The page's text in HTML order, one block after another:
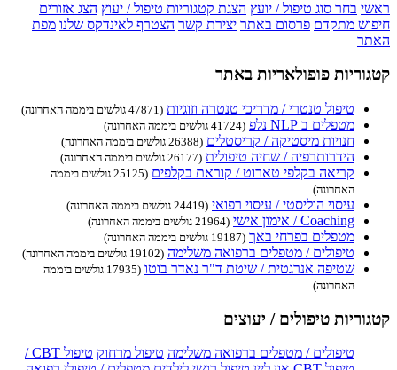
ראשי בחר סוג טיפול / יועץ הצגת קטגוריות טיפול / יעוץ הצג אזורים
חיפוש מתקדם פרסום באתר יצירת קשר הצטרף לאינדקס שלנו מפת
האתר
קטגוריות פופולאריות באתר
טיפול טנטרי / מדריכי טנטרה וזוגיות (47871 גולשים ביממה האחרונה)
מטפלים ב NLP נלפ (41724 גולשים ביממה האחרונה)
חנויות מיסטיקה / קריסטלים (26388 גולשים ביממה האחרונה)
הידרותרפיה / שחיה טיפולית (26177 גולשים ביממה האחרונה)
קריאה בקלפי טארוט / קוראת בקלפים
(25125 גולשים ביממה
האחרונה)
עיסוי הוליסטי / עיסוי רפואי (24419 גולשים ביממה האחרונה)
Coaching / אימון אישי (21964 גולשים ביממה האחרונה)
מטפלים בפרחי באך (19187 גולשים ביממה האחרונה)
טיפולים / מטפלים ברפואה משלימה (19102 גולשים ביממה האחרונה)
שטיפה אנרגטית / שיטת ד"ר נאדר בוטו
(17935 גולשים ביממה
האחרונה)
קטגוריות טיפולים / יעוצים
טיפולים / מטפלים ברפואה משלימה טיפול מרחוק
טיפול CBT /